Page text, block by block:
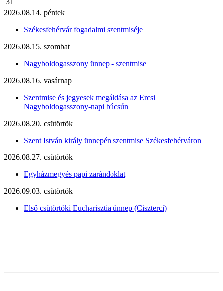
31
2026.08.14. péntek
Székesfehérvár fogadalmi szentmiséje
2026.08.15. szombat
Nagyboldogasszony ünnep - szentmise
2026.08.16. vasárnap
Szentmise és jegyesek megáldása az Ercsi
Nagyboldogasszony-napi búcsún
2026.08.20. csütörtök
Szent István király ünnepén szentmise Székesfehérváron
2026.08.27. csütörtök
Egyházmegyés papi zarándoklat
2026.09.03. csütörtök
Első csütörtöki Eucharisztia ünnep (Ciszterci)